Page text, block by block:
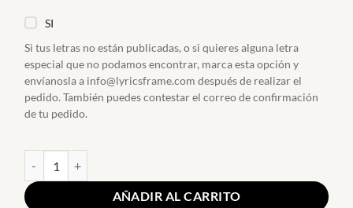
SI
Si tus letras no están publicadas, o si quieres alguna letra
especial que no podamos encontrar, marca esta opción y
envíanosla a info@lyricsframe.com después de realizar el
pedido. También puedes contestar el correo de confirmación
de tu pedido.
AÑADIR AL CARRITO